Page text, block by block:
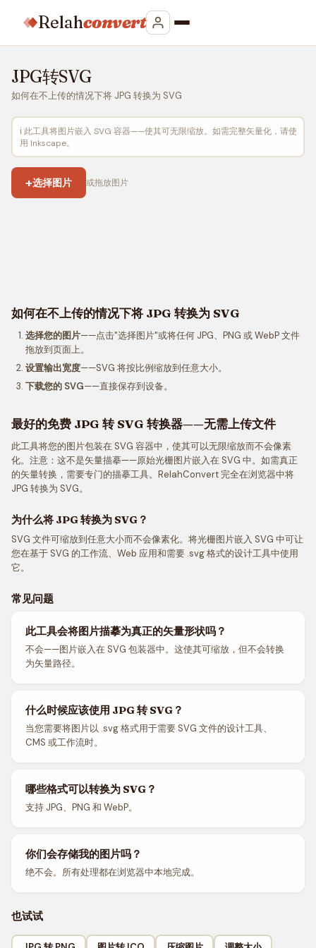
Relahconvert
JPG转SVG
如何在不上传的情况下将 JPG 转换为 SVG
ℹ️ 此工具将图片嵌入 SVG 容器——使其可无限缩放。如需完整矢量化，请使
用 Inkscape。
+选择图片 或拖放图片
如何在不上传的情况下将 JPG 转换为 SVG
选择您的图片——点击"选择图片"或将任何 JPG、PNG 或 WebP 文件
拖放到页面上。
设置输出宽度——SVG 将按比例缩放到任意大小。
下载您的 SVG——直接保存到设备。
最好的免费 JPG 转 SVG 转换器——无需上传文件
此工具将您的图片包装在 SVG 容器中，使其可以无限缩放而不会像素
化。注意：这不是矢量描摹——原始光栅图片嵌入在 SVG 中。如需真正
的矢量转换，需要专门的描摹工具。RelahConvert 完全在浏览器中将
JPG 转换为 SVG。
为什么将 JPG 转换为 SVG？
SVG 文件可缩放到任意大小而不会像素化。将光栅图片嵌入 SVG 中可让
您在基于 SVG 的工作流、Web 应用和需要 .svg 格式的设计工具中使用
它。
常见问题
此工具会将图片描摹为真正的矢量形状吗？
不会——图片嵌入在 SVG 包装器中。这使其可缩放，但不会转换
为矢量路径。
什么时候应该使用 JPG 转 SVG？
当您需要将图片以 .svg 格式用于需要 SVG 文件的设计工具、
CMS 或工作流时。
哪些格式可以转换为 SVG？
支持 JPG、PNG 和 WebP。
你们会存储我的图片吗？
绝不会。所有处理都在浏览器中本地完成。
也试试